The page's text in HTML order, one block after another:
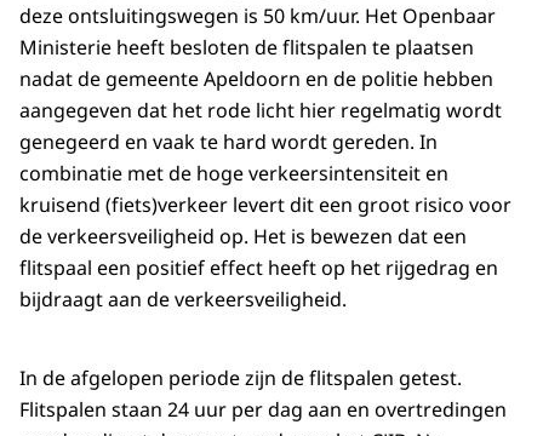
deze ontsluitingswegen is 50 km/uur. Het Openbaar
Ministerie heeft besloten de flitspalen te plaatsen
nadat de gemeente Apeldoorn en de politie hebben
aangegeven dat het rode licht hier regelmatig wordt
genegeerd en vaak te hard wordt gereden. In
combinatie met de hoge verkeersintensiteit en
kruisend (fiets)verkeer levert dit een groot risico voor
de verkeersveiligheid op. Het is bewezen dat een
flitspaal een positief effect heeft op het rijgedrag en
bijdraagt aan de verkeersveiligheid.
In de afgelopen periode zijn de flitspalen getest.
Flitspalen staan 24 uur per dag aan en overtredingen